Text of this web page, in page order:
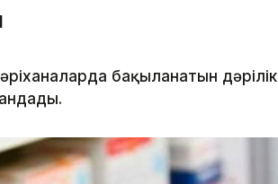
бақыланатын дәрілік